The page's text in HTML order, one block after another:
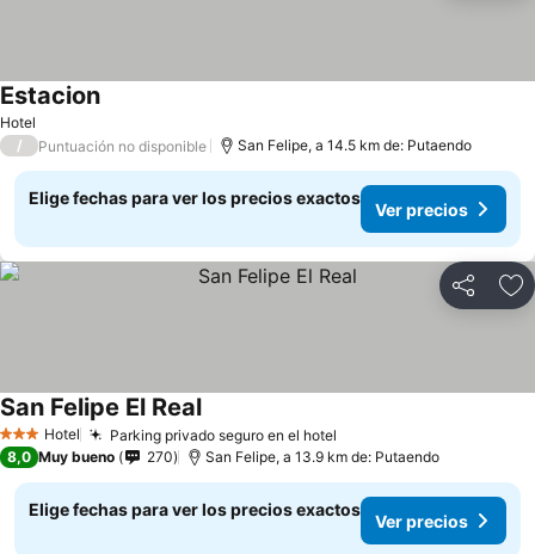
Hotel
Estacion
/ Puntuación no disponible San Felipe, a 14.5 km de: Putaendo
Elige fechas para ver los precios exactos
Ver precios
Compartir
3 Estrellas
Hotel Parking privado seguro en el hotel
San Felipe El Real
8,0 Muy bueno 270 San Felipe, a 13.9 km de: Putaendo
Elige fechas para ver los precios exactos
Ver precios